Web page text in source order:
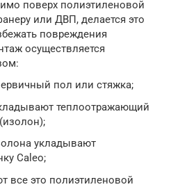
поверх полиэтиленовой
или ДВП, делается это
повреждения
осуществляется
пол или стяжка;
теплоотражающий
укладывают
Caleo;
все это полиэтиленовой